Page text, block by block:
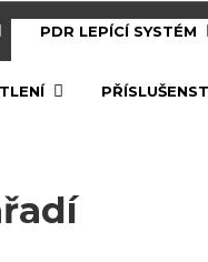
PDR LEPÍCÍ SYSTÉM